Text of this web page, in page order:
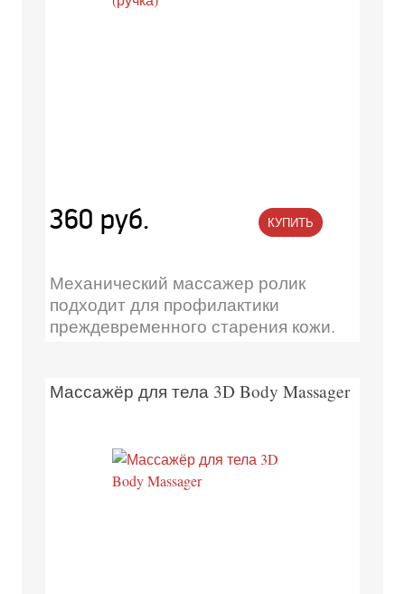
360 руб. КУПИТЬ
Механический массажер ролик
подходит для профилактики
преждевременного старения кожи.
Массажёр для тела 3D Body Massager